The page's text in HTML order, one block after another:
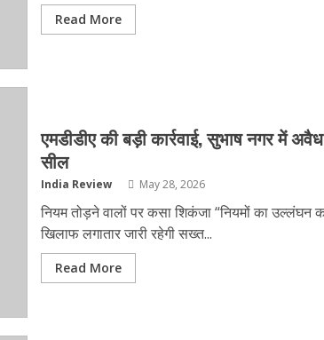
Read More
एमडीडीए की बड़ी कार्रवाई, सुभाष नगर में अवैध
सील
India Review May 28, 2026
नियम तोड़ने वालों पर कसा शिकंजा “नियमों का उल्लंघन
खिलाफ लगातार जारी रहेगी सख्त...
Read More